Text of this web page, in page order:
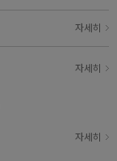
자세히
자세히
자세히